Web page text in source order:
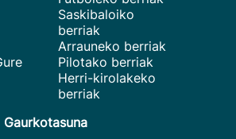
Saskibaloiko
berriak
Arrauneko berriak
Pilotako berriak
Herri-kirolakeko
berriak
Gaurkotasuna